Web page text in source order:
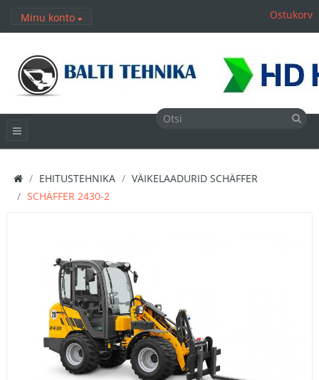
Minu konto Ostukorv
EHITUSTEHNIKA
VÄIKELAADURID SCHÄFFER
SCHÄFFER 2430-2